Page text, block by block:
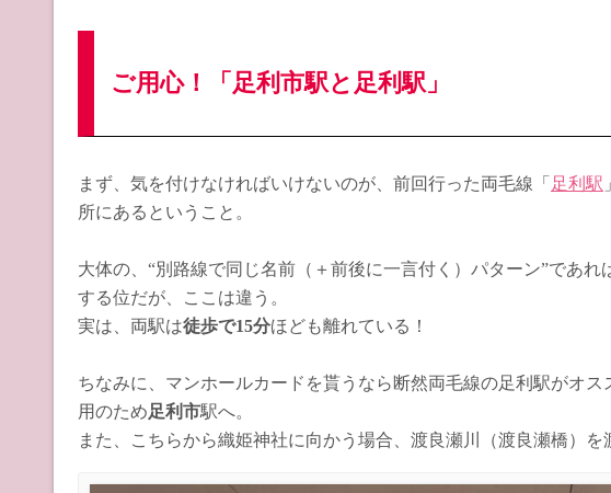
ご用心！「足利市駅と足利駅」
まず、気を付けなければいけないのが、前回行った両毛線「 足利駅
所にあるということ。
大体の、“別路線で同じ名前（＋前後に一言付く）パターン”であ
する位だが、ここは違う。
実は、両駅は徒歩で15分ほども離れている！
ちなみに、マンホールカードを貰うなら断然両毛線の足利駅がオ
用のため足利市駅へ。
また、こちらから織姫神社に向かう場合、渡良瀬川（渡良瀬橋）